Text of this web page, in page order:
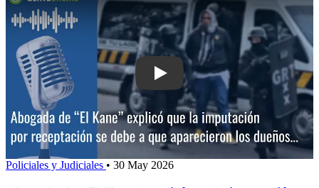
Play: Abogada de “El Kane” explicó
Policiales y Judiciales • 30 May 2026